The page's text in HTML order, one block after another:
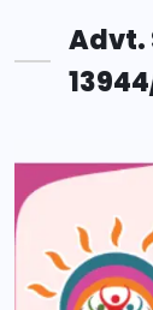
Advt.